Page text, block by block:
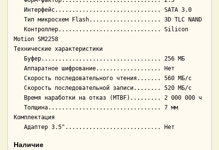
Motion SM2258
Технические характеристики
Комплектация
Наличие